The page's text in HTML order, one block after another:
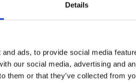
Details
ads, to provide social media
our social media, advertising and
them or that they’ve collected from